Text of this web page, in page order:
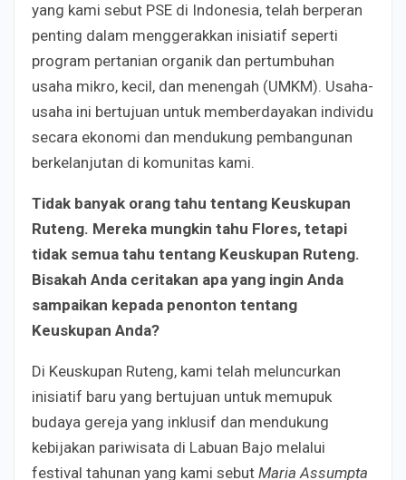
yang kami sebut PSE di Indonesia, telah berperan
penting dalam menggerakkan inisiatif seperti
program pertanian organik dan pertumbuhan
usaha mikro, kecil, dan menengah (UMKM). Usaha-
usaha ini bertujuan untuk memberdayakan individu
secara ekonomi dan mendukung pembangunan
berkelanjutan di komunitas kami.
Tidak banyak orang tahu tentang Keuskupan
Ruteng. Mereka mungkin tahu Flores, tetapi
tidak semua tahu tentang Keuskupan Ruteng.
Bisakah Anda ceritakan apa yang ingin Anda
sampaikan kepada penonton tentang
Keuskupan Anda?
Di Keuskupan Ruteng, kami telah meluncurkan
inisiatif baru yang bertujuan untuk memupuk
budaya gereja yang inklusif dan mendukung
kebijakan pariwisata di Labuan Bajo melalui
festival tahunan yang kami sebut Maria Assumpta